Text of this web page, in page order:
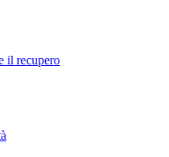
il recupero